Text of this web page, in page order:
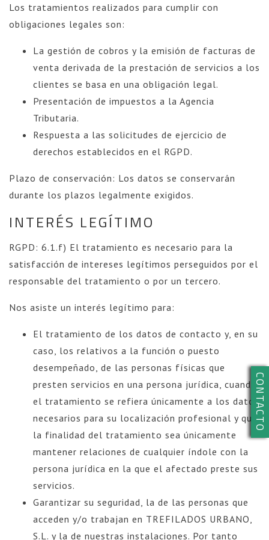
Los tratamientos realizados para cumplir con
obligaciones legales son:
La gestión de cobros y la emisión de facturas de
venta derivada de la prestación de servicios a los
clientes se basa en una obligación legal.
Presentación de impuestos a la Agencia
Tributaria.
Respuesta a las solicitudes de ejercicio de
derechos establecidos en el RGPD.
Plazo de conservación: Los datos se conservarán
durante los plazos legalmente exigidos.
INTERÉS LEGÍTIMO
RGPD: 6.1.f) El tratamiento es necesario para la
satisfacción de intereses legítimos perseguidos por el
responsable del tratamiento o por un tercero.
Nos asiste un interés legítimo para:
El tratamiento de los datos de contacto y, en su
caso, los relativos a la función o puesto
desempeñado, de las personas físicas que
presten servicios en una persona jurídica, cuando
el tratamiento se refiera únicamente a los datos
necesarios para su localización profesional y que
la finalidad del tratamiento sea únicamente
mantener relaciones de cualquier índole con la
persona jurídica en la que el afectado preste sus
servicios.
Garantizar su seguridad, la de las personas que
acceden y/o trabajan en TREFILADOS URBANO,
S.L. y la de nuestras instalaciones. Por tanto
CONTACTO